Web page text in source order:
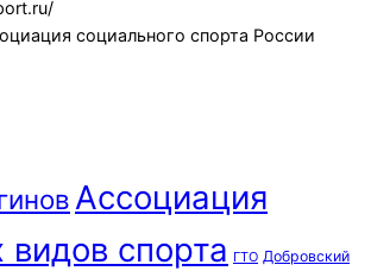
социального спорта России
Ассоциация
спорта ГТО Добровский